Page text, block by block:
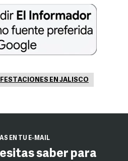
EN JALISCO
EN TU E-MAIL
saber para